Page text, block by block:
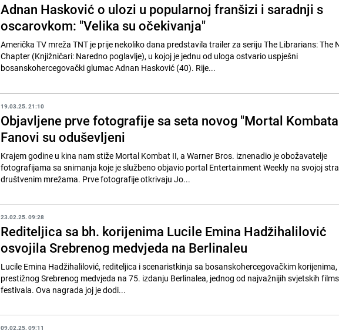
Adnan Hasković o ulozi u popularnoj franšizi i saradnji s
oscarovkom: "Velika su očekivanja"
Američka TV mreža TNT je prije nekoliko dana predstavila trailer za seriju The Librarians: The
Chapter (Knjižničari: Naredno poglavlje), u kojoj je jednu od uloga ostvario uspješni
bosanskohercegovački glumac Adnan Hasković (40). Rije...
19.03.25. 21:10
Objavljene prve fotografije sa seta novog "Mortal
Fanovi su oduševljeni
Krajem godine u kina nam stiže Mortal Kombat II, a Warner Bros. iznenadio je obožavatelje
fotografijama sa snimanja koje je službeno objavio portal Entertainment Weekly na svojoj
društvenim mrežama. Prve fotografije otkrivaju Jo...
23.02.25. 09:28
Rediteljica sa bh. korijenima Lucile Emina Hadžihalilović
osvojila Srebrenog medvjeda na Berlinaleu
Lucile Emina Hadžihalilović, rediteljica i scenaristkinja sa bosanskohercegovačkim korijenima,
prestižnog Srebrenog medvjeda na 75. izdanju Berlinalea, jednog od najvažnijih svjetskih
festivala. Ova nagrada joj je dodi...
09.02.25. 09:11